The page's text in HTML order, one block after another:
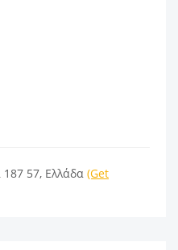
57, Ελλάδα (Get